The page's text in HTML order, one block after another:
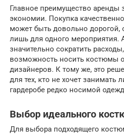
Главное преимущество аренды
экономии. Покупка
может быть довольно дорогой,
лишь для одного мероприятия.
значительно сократить
возможность носить костюмы
дизайнеров. К тому же, это
для тех, кто не хочет занимать
гардеробе редко носимой
Выбор идеального
Для выбора подходящего